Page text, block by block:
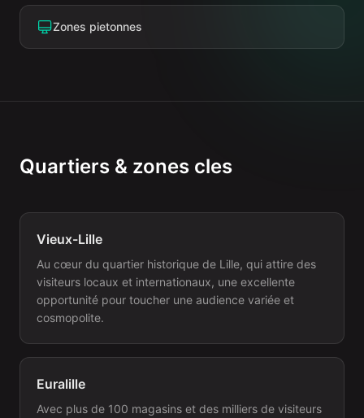
Zones pietonnes
Quartiers & zones cles
Vieux-Lille
Au cœur du quartier historique de Lille, qui attire des
visiteurs locaux et internationaux, une excellente
opportunité pour toucher une audience variée et
cosmopolite.
Euralille
Avec plus de 100 magasins et des milliers de visiteurs